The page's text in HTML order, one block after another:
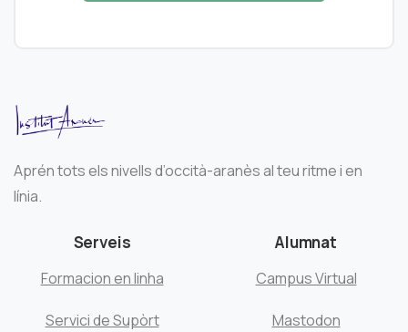
Aprén tots els nivells d’occità-aranès al teu ritme i en
línia.
Serveis
Formacion en linha
Servici de Supòrt
Alumnat
Campus Virtual
Mastodon